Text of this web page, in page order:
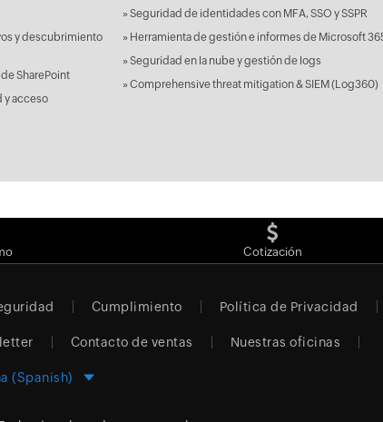
y descubrimiento
SharePoint
y acceso
» Seguridad de identidades con MFA, SSO y SSPR
» Herramienta de gestión e informes de Microsoft
» Seguridad en la nube y gestión de logs
» Comprehensive threat mitigation & SIEM (Log360)
Cotización
Cumplimiento Política de Privacidad
Contacto de ventas Nuestras oficinas
(Spanish)